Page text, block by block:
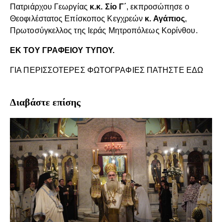
Πατριάρχου Γεωργίας κ.κ. Σίο Γ΄, εκπροσώπησε ο
Θεοφιλέστατος Επίσκοπος Κεγχρεών κ. Αγάπιος,
Πρωτοσύγκελλος της Ιεράς Μητροπόλεως Κορίνθου.
ΕΚ ΤΟΥ ΓΡΑΦΕΙΟΥ ΤΥΠΟΥ.
ΓΙΑ ΠΕΡΙΣΣΟΤΕΡΕΣ ΦΩΤΟΓΡΑΦΙΕΣ ΠΑΤΗΣΤΕ ΕΔΩ
Διαβάστε επίσης